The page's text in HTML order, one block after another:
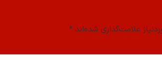
علامت‌گذاری شده‌اند *